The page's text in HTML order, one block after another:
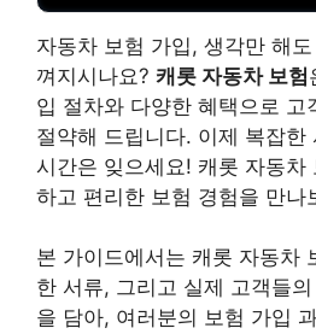
자동차 보험 가입, 생각만 해
껴지시나요? 캐롯 자동차 보험
입 절차와 다양한 혜택으로 고
절약해 드립니다. 이제 복잡한
시간은 잊으세요! 캐롯 자동차
하고 편리한 보험 경험을 만나
본 가이드에서는 캐롯 자동차
한 서류, 그리고 실제 고객들
을 담아, 여러분의 보험 가입